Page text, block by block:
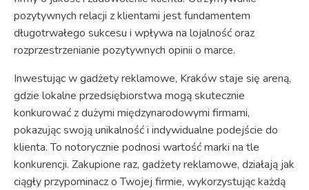
pozytywnych relacji z klientami jest fundamentem
długotrwałego sukcesu i wpływa na lojalność oraz
rozprzestrzenianie pozytywnych opinii o marce.
Inwestując w gadżety reklamowe, Kraków staje się areną,
gdzie lokalne przedsiębiorstwa mogą skutecznie
konkurować z dużymi międzynarodowymi firmami,
pokazując swoją unikalność i indywidualne podejście do
klienta. To notorycznie podnosi wartość marki na tle
konkurencji. Zakupione raz, gadżety reklamowe, działają jak
ciągły przypominacz o Twojej firmie, wykorzystując każdą